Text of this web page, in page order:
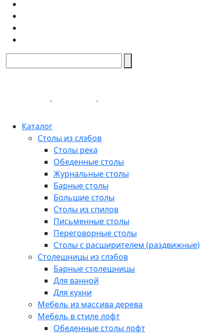
Каталог
Столы из слэбов
Столы река
Обеденные столы
Журнальные столы
Барные столы
Большие столы
Столы из спилов
Письменные столы
Переговорные столы
Столы с расширителем (раздвижные)
Столешницы из слэбов
Барные столешницы
Для ванной
Для кухни
Мебель из массива дерева
Мебель в стиле лофт
Обеденные столы лофт